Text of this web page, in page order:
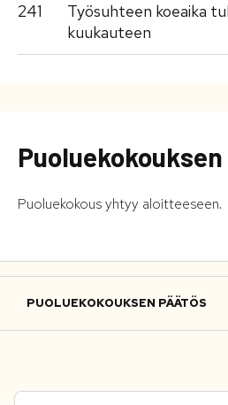
241
Työsuhteen koeaika
kuukauteen
Puoluekokous yhtyy aloitteeseen.
PUOLUEKOKOUKSEN PÄÄTÖS